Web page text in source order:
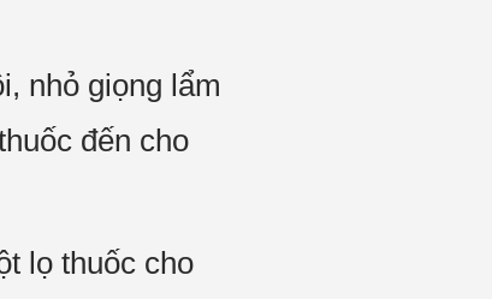
nhỏ giọng lẩm
đến cho
lọ thuốc cho